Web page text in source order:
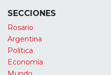
SECCIONES
Rosario
Argentina
Política
Economía